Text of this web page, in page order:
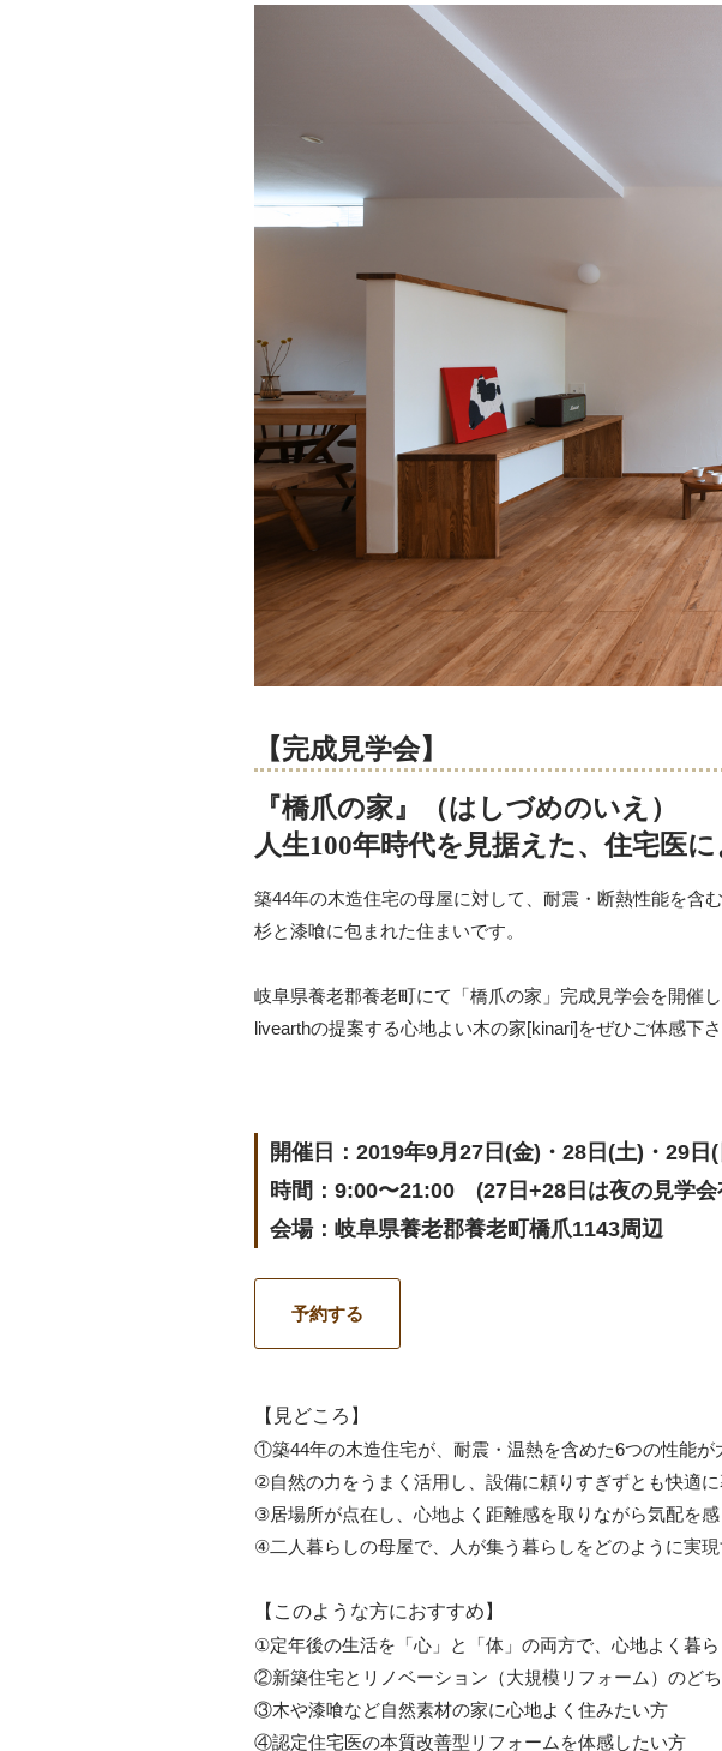
【完成見学会】
『橋爪の家』（はしづめのいえ）
人生100年時代を見据えた、住宅医
築44年の木造住宅の母屋に対して、耐震・断熱性能を含
杉と漆喰に包まれた住まいです。
岐阜県養老郡養老町にて「橋爪の家」完成見学会を開催し
livearthの提案する心地よい木の家[kinari]をぜひご体感下さ
開催日：2019年9月27日(金)・28日(土)・29日(
時間：9:00〜21:00 (27日+28日は夜の見学
会場：岐阜県養老郡養老町橋爪1143周辺
予約する
【見どころ】
①築44年の木造住宅が、耐震・温熱を含めた6つの性能が
②自然の力をうまく活用し、設備に頼りすぎずとも快適
③居場所が点在し、心地よく距離感を取りながら気配を
④二人暮らしの母屋で、人が集う暮らしをどのように実
【このような方におすすめ】
①定年後の生活を「心」と「体」の両方で、心地よく暮
②新築住宅とリノベーション（大規模リフォーム）のど
③木や漆喰など自然素材の家に心地よく住みたい方
④認定住宅医の本質改善型リフォームを体感したい方